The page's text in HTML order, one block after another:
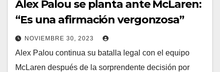
Alex Palou se planta ante McLaren:
“Es una afirmación vergonzosa”
NOVIEMBRE 30, 2023
Alex Palou continua su batalla legal con el equipo
McLaren después de la sorprendente decisión por